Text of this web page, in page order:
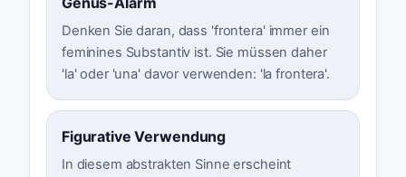
Denken Sie daran, dass 'frontera' immer ein
feminines Substantiv ist. Sie müssen daher
'la' oder 'una' davor verwenden: 'la frontera'.
Figurative Verwendung
In diesem abstrakten Sinne erscheint